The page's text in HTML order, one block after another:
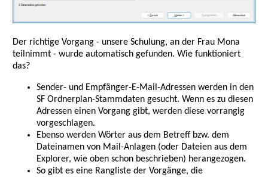
Der richtige Vorgang - unsere Schulung, an der Frau Mona
teilnimmt - wurde automatisch gefunden. Wie funktioniert
das?
Sender- und Empfänger-E-Mail-Adressen werden in den
SF Ordnerplan-Stammdaten gesucht. Wenn es zu diesen
Adressen einen Vorgang gibt, werden diese vorrangig
vorgeschlagen.
Ebenso werden Wörter aus dem Betreff bzw. dem
Dateinamen von Mail-Anlagen (oder Dateien aus dem
Explorer, wie oben schon beschrieben) herangezogen.
So gibt es eine Rangliste der Vorgänge, die